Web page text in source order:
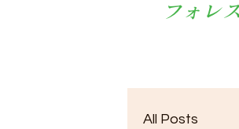
フォレ
All Posts